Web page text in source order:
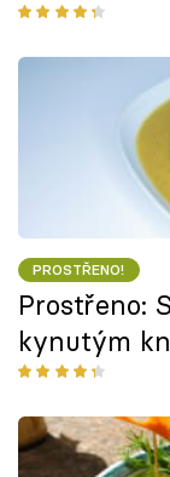
PROSTŘENO!
Prostřeno:
kynutým